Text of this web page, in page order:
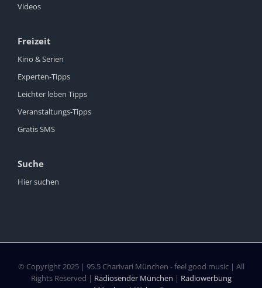
Videos
Freizeit
Kino & Serien
Experten-Tipps
Leichter leben Tipps
Veranstaltungs-Tipps
Gratis SMS
Suche
Hier suchen
© Copyright 2025 | 95.5 Charivari München - feel good music | All
Rights Reserved | Radiosender München | Radiowerbung